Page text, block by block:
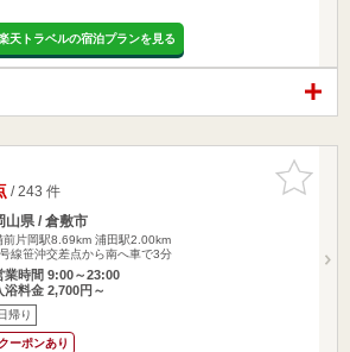
天トラベルの宿泊プランを見る
お気に入
りに追加
/ 243 件
山県 / 倉敷市
前片岡駅8.69km 浦田駅2.00km
線笹沖交差点から南へ車で3分
業時間 9:00～23:00
浴料金 2,700円～
帰り
クーポンあり